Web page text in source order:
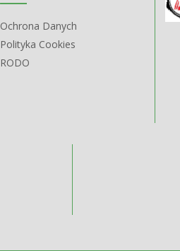
Ochrona Danych
Polityka Cookies
RODO